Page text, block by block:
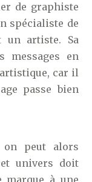
de graphiste
spécialiste de
un artiste. Sa
messages en
artistique, car il
passe bien
on peut alors
univers doit